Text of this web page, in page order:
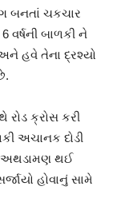
બનતાં ચકચાર
વર્ષની બાળકી ને
હવે તેના દ્રશ્યો
રોડ ક્રોસ કરી
અચાનક દોડી
અથડામણ થઈ
હોવાનું સામે